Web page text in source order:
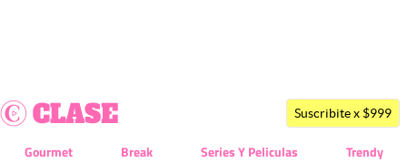
Dólar Suscribite x $999
Gourmet Break Series Y Peliculas Trendy